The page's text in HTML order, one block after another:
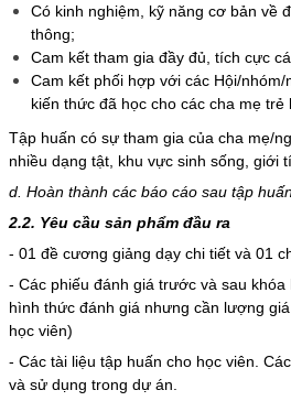
Có kinh nghiệm, kỹ năng cơ bản về
thông;
Cam kết tham gia đầy đủ, tích cực
Cam kết phối hợp với các Hội/
kiến thức đã học cho các cha mẹ trẻ
Tập huấn có sự tham gia của cha mẹ/
nhiều dạng tật, khu vực sinh sống, giới
d. Hoàn thành các báo cáo sau tập
2.2. Yêu cầu sản phẩm đầu ra
- 01 đề cương giảng dạy chi tiết và 01
- Các phiếu đánh giá trước và sau khóa
hình thức đánh giá nhưng cần lượng
học viên)
- Các tài liệu tập huấn cho học viên.
và sử dụng trong dự án.